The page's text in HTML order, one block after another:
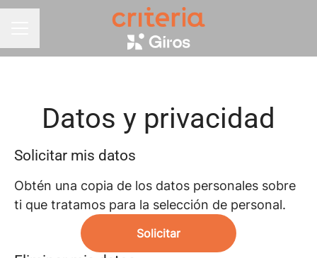
Datos y privacidad
Solicitar mis datos
Obtén una copia de los datos personales sobre
ti que tratamos para la selección de personal.
Solicitar